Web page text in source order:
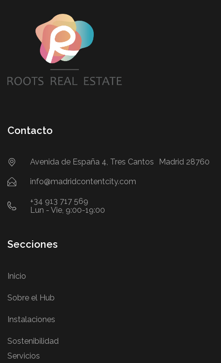
Contacto
Avenida de España 4, Tres Cantos Madrid 28760
info@madridcontentcity.com
+34 913 717 569
Lun - Vie, 9:00-19:00
Secciones
Inicio
Sobre el Hub
Instalaciones
Sostenibilidad
Servicios